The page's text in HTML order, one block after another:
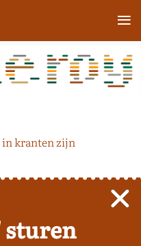
in kranten zijn
sturen
≡